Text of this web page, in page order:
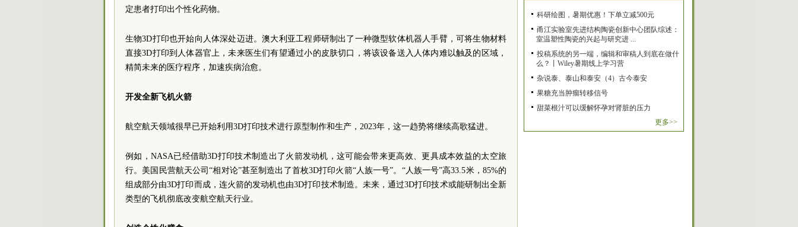
定患者打印出个性化药物。
生物3D打印也开始向人体深处迈进。澳大利亚工程师研制出了一种微型软体机器人手臂，可将生物材料
直接3D打印到人体器官上，未来医生们有望通过小的皮肤切口，将该设备送入人体内难以触及的区域，
精简未来的医疗程序，加速疾病治愈。
开发全新飞机火箭
航空航天领域很早已开始利用3D打印技术进行原型制作和生产，2023年，这一趋势将继续高歌猛进。
例如，NASA已经借助3D打印技术制造出了火箭发动机，这可能会带来更高效、更具成本效益的太空旅
行。美国民营航天公司“相对论”甚至制造出了首枚3D打印火箭“人族一号”。“人族一号”高33.5米，85%的
组成部分由3D打印而成，连火箭的发动机也由3D打印技术制造。未来，通过3D打印技术或能研制出全新
类型的飞机彻底改变航空航天行业。
科研绘图，暑期优惠！下单立减500元
甬江实验室先进结构陶瓷创新中心团队综述：
室温塑性陶瓷的兴起与研究进 ...
投稿系统的另一端，编辑和审稿人到底在做什
么？丨Wiley暑期线上学习营
杂说泰、泰山和泰安（4）古今泰安
果糖充当肿瘤转移信号
甜菜根汁可以缓解怀孕对肾脏的压力
更多>>